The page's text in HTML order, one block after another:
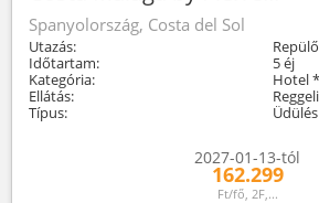
Spanyolország, Costa del Sol
Utazás:
Időtartam:
5 éj
Kategória:
Hotel
Ellátás:
Reggeli
Típus:
2027-01-13-tól
162.299
Ft/fő, 2F,...